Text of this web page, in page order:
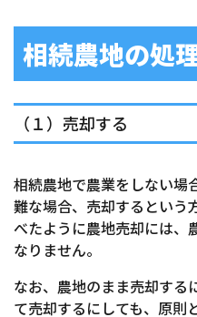
相続農地の処
（１）売却する
相続農地で農業をしない場
難な場合、売却するという
べたように農地売却には、
なりません。
なお、農地のまま売却する
て売却するにしても、原則